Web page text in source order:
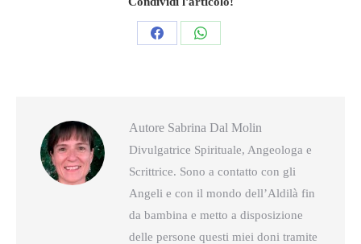
CondividiCondividi
Autore Sabrina Dal Molin
Divulgatrice Spirituale, Angeologa e
Scrittrice. Sono a contatto con gli
Angeli e con il mondo dell’Aldilà fin
da bambina e metto a disposizione
delle persone questi miei doni tramite